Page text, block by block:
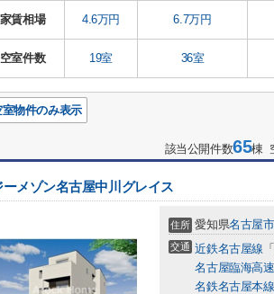
家賃相場 4.6万円 6.7万円
空室件数 19室 36室
室物件のみ表示
該当公開件数65棟
ーメゾン名古屋中川グレイス
住所 愛知県名古屋
交通 近鉄名古屋線 「
名古屋臨海高
名鉄名古屋本線